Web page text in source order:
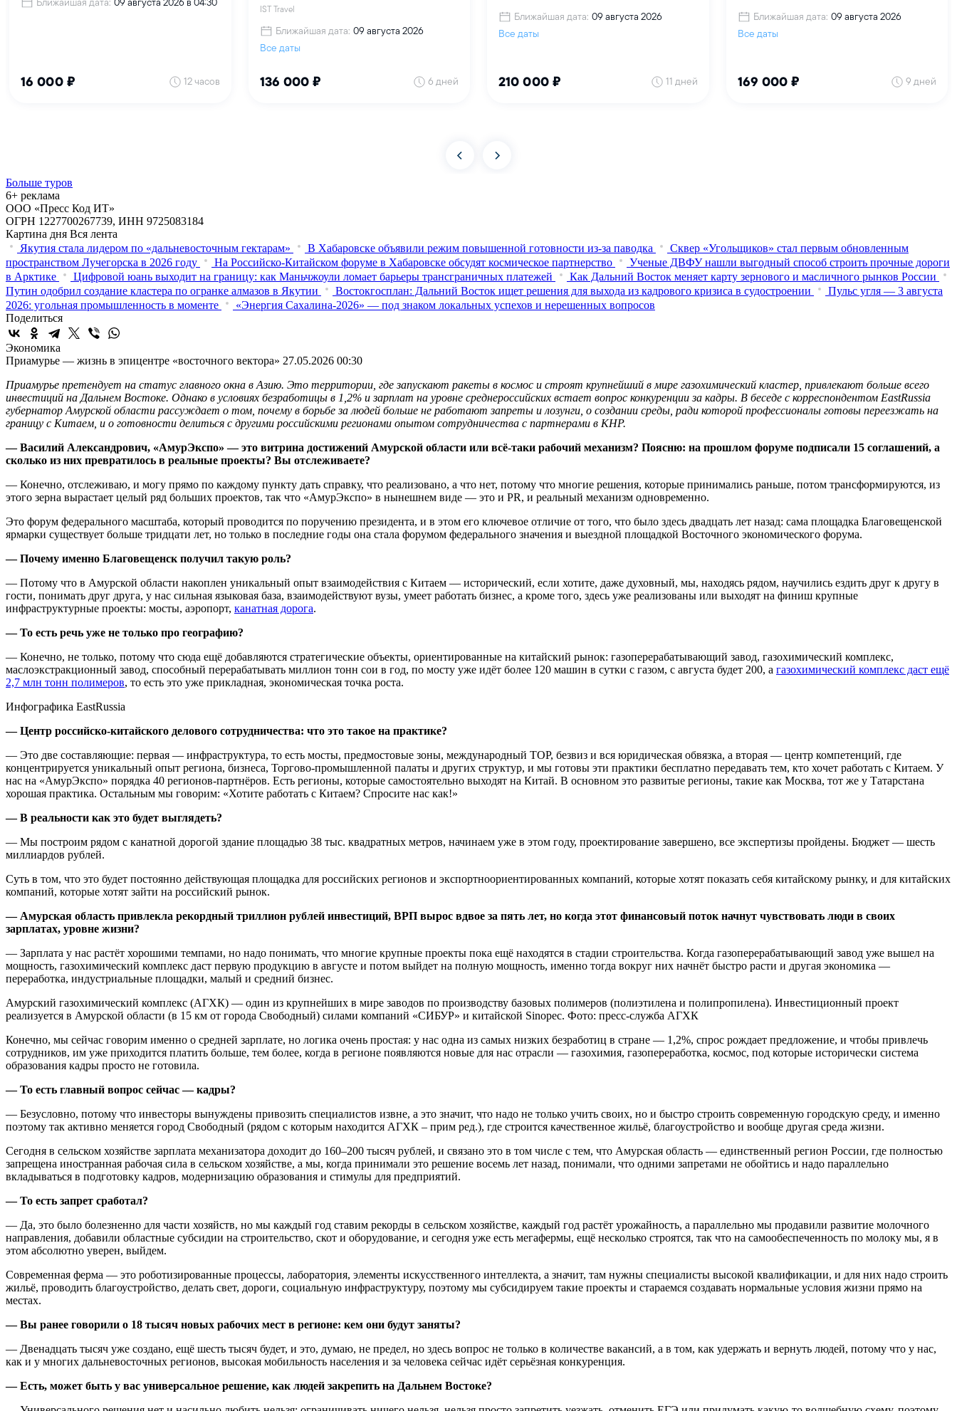
Больше туров
6+ реклама
ООО «Пресс Код ИТ»
ОГРН 1227700267739, ИНН 9725083184
Картина дня Вся лента
Якутия стала лидером по «дальневосточным гектарам»
В Хабаровске объявили режим повышенной готовности из‑за паводка
Сквер «Угольщиков» стал первым обновленным
пространством Лучегорска в 2026 году
На Российско-Китайском форуме в Хабаровске обсудят космическое партнерство
Ученые ДВФУ нашли выгодный способ строить прочные дороги
в Арктике
Цифровой юань выходит на границу: как Маньчжоули ломает барьеры трансграничных платежей
Как Дальний Восток меняет карту зернового и масличного рынков России
Путин одобрил создание кластера по огранке алмазов в Якутии
Востокгосплан: Дальний Восток ищет решения для выхода из кадрового кризиса в судостроении
Пульс угля — 3 августа
2026: угольная промышленность в моменте
«Энергия Сахалина-2026» — под знаком локальных успехов и нерешенных вопросов
Поделиться
Экономика
Приамурье — жизнь в эпицентре «восточного вектора» 27.05.2026 00:30
Приамурье претендует на статус главного окна в Азию. Это территории, где запускают ракеты в космос и строят крупнейший в мире газохимический кластер, привлекают больше всего
инвестиций на Дальнем Востоке. Однако в условиях безработицы в 1,2% и зарплат на уровне среднероссийских встает вопрос конкуренции за кадры. В беседе с корреспондентом EastRussia
губернатор Амурской области рассуждает о том, почему в борьбе за людей больше не работают запреты и лозунги, о создании среды, ради которой профессионалы готовы переезжать на
границу с Китаем, и о готовности делиться с другими российскими регионами опытом сотрудничества с партнерами в КНР.
— Василий Александрович, «АмурЭкспо» — это витрина достижений Амурской области или всё-таки рабочий механизм? Поясню: на прошлом форуме подписали 15 соглашений, а
сколько из них превратилось в реальные проекты? Вы отслеживаете?
— Конечно, отслеживаю, и могу прямо по каждому пункту дать справку, что реализовано, а что нет, потому что многие решения, которые принимались раньше, потом трансформируются, из
этого зерна вырастает целый ряд больших проектов, так что «АмурЭкспо» в нынешнем виде — это и PR, и реальный механизм одновременно.
Это форум федерального масштаба, который проводится по поручению президента, и в этом его ключевое отличие от того, что было здесь двадцать лет назад: сама площадка Благовещенской
ярмарки существует больше тридцати лет, но только в последние годы она стала форумом федерального значения и выездной площадкой Восточного экономического форума.
— Почему именно Благовещенск получил такую роль?
— Потому что в Амурской области накоплен уникальный опыт взаимодействия с Китаем — исторический, если хотите, даже духовный, мы, находясь рядом, научились ездить друг к другу в
гости, понимать друг друга, у нас сильная языковая база, взаимодействуют вузы, умеет работать бизнес, а кроме того, здесь уже реализованы или выходят на финиш крупные
инфраструктурные проекты: мосты, аэропорт, канатная дорога.
— То есть речь уже не только про географию?
— Конечно, не только, потому что сюда ещё добавляются стратегические объекты, ориентированные на китайский рынок: газоперерабатывающий завод, газохимический комплекс,
маслоэкстракционный завод, способный перерабатывать миллион тонн сои в год, по мосту уже идёт более 120 машин в сутки с газом, с августа будет 200, а газохимический комплекс даст ещё
2,7 млн тонн полимеров, то есть это уже прикладная, экономическая точка роста.
Инфографика EastRussia
— Центр российско-китайского делового сотрудничества: что это такое на практике?
— Это две составляющие: первая — инфраструктура, то есть мосты, предмостовые зоны, международный ТОР, безвиз и вся юридическая обвязка, а вторая — центр компетенций, где
концентрируется уникальный опыт региона, бизнеса, Торгово-промышленной палаты и других структур, и мы готовы эти практики бесплатно передавать тем, кто хочет работать с Китаем. У
нас на «АмурЭкспо» порядка 40 регионов-партнёров. Есть регионы, которые самостоятельно выходят на Китай. В основном это развитые регионы, такие как Москва, тот же у Татарстана
хорошая практика. Остальным мы говорим: «Хотите работать с Китаем? Спросите нас как!»
— В реальности как это будет выглядеть?
— Мы построим рядом с канатной дорогой здание площадью 38 тыс. квадратных метров, начинаем уже в этом году, проектирование завершено, все экспертизы пройдены. Бюджет — шесть
миллиардов рублей.
Суть в том, что это будет постоянно действующая площадка для российских регионов и экспортноориентированных компаний, которые хотят показать себя китайскому рынку, и для китайских
компаний, которые хотят зайти на российский рынок.
— Амурская область привлекла рекордный триллион рублей инвестиций, ВРП вырос вдвое за пять лет, но когда этот финансовый поток начнут чувствовать люди в своих
зарплатах, уровне жизни?
— Зарплата у нас растёт хорошими темпами, но надо понимать, что многие крупные проекты пока ещё находятся в стадии строительства. Когда газоперерабатывающий завод уже вышел на
мощность, газохимический комплекс даст первую продукцию в августе и потом выйдет на полную мощность, именно тогда вокруг них начнёт быстро расти и другая экономика —
переработка, индустриальные площадки, малый и средний бизнес.
Амурский газохимический комплекс (АГХК) — один из крупнейших в мире заводов по производству базовых полимеров (полиэтилена и полипропилена). Инвестиционный проект
реализуется в Амурской области (в 15 км от города Свободный) силами компаний «СИБУР» и китайской Sinopec. Фото: пресс-служба АГХК
Конечно, мы сейчас говорим именно о средней зарплате, но логика очень простая: у нас одна из самых низких безработиц в стране — 1,2%, спрос рождает предложение, и чтобы привлечь
сотрудников, им уже приходится платить больше, тем более, когда в регионе появляются новые для нас отрасли — газохимия, газопереработка, космос, под которые исторически система
образования кадры просто не готовила.
— То есть главный вопрос сейчас — кадры?
— Безусловно, потому что инвесторы вынуждены привозить специалистов извне, а это значит, что надо не только учить своих, но и быстро строить современную городскую среду, и именно
поэтому так активно меняется город Свободный (рядом с которым находится АГХК – прим ред.), где строится качественное жильё, благоустройство и вообще другая среда жизни.
Сегодня в сельском хозяйстве зарплата механизатора доходит до 160–200 тысяч рублей, и связано это в том числе с тем, что Амурская область — единственный регион России, где полностью
запрещена иностранная рабочая сила в сельском хозяйстве, а мы, когда принимали это решение восемь лет назад, понимали, что одними запретами не обойтись и надо параллельно
вкладываться в подготовку кадров, модернизацию образования и стимулы для предприятий.
— То есть запрет сработал?
— Да, это было болезненно для части хозяйств, но мы каждый год ставим рекорды в сельском хозяйстве, каждый год растёт урожайность, а параллельно мы продавили развитие молочного
направления, добавили областные субсидии на строительство, скот и оборудование, и сегодня уже есть мегафермы, ещё несколько строятся, так что на самообеспеченность по молоку мы, я в
этом абсолютно уверен, выйдем.
Современная ферма — это роботизированные процессы, лаборатория, элементы искусственного интеллекта, а значит, там нужны специалисты высокой квалификации, и для них надо строить
жильё, проводить благоустройство, делать свет, дороги, социальную инфраструктуру, поэтому мы субсидируем такие проекты и стараемся создавать нормальные условия жизни прямо на
местах.
— Вы ранее говорили о 18 тысяч новых рабочих мест в регионе: кем они будут заняты?
— Двенадцать тысяч уже создано, ещё шесть тысяч будет, и это, думаю, не предел, но здесь вопрос не только в количестве вакансий, а в том, как удержать и вернуть людей, потому что у нас,
как и у многих дальневосточных регионов, высокая мобильность населения и за человека сейчас идёт серьёзная конкуренция.
— Есть, может быть у вас универсальное решение, как людей закрепить на Дальнем Востоке?